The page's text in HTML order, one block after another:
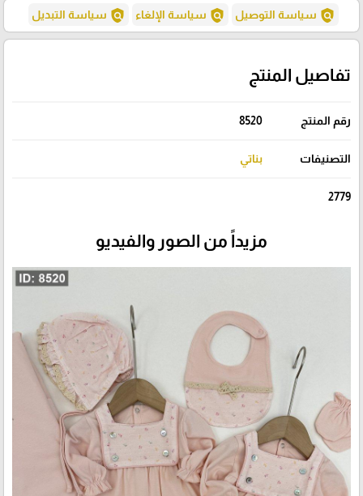
policy سياسة التوصيل policy سياسة الإلغاء policy سياسة التبديل
تفاصيل المنتج
رقم المنتج 8520
التصنيفات بناتي
2779
مزيداً من الصور والفيديو